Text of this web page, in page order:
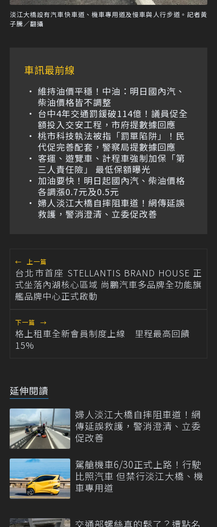
淡江大橋設有汽車快車道、機車專用道及慢車與人行步道。記者黃
子騰／翻攝
車訊最前線
維持油價平穩！中油：明日國內汽、
柴油價格皆不調整
台中4年交通罰鍰破114億！議員促全
額投入交安工程，市府提數據回應
桃市科技執法被指「罰單陷阱」！民
代促完善配套，警察局提數據回應
客運、遊覽車、計程車強制加保「第
三人責任險」 最低保額曝光
加油要快！明日起國內汽、柴油價格
各調漲0.7元及0.5元
婦人淡江大橋自摔阻車道！網傳延誤
救護，警消澄清、立委促改善
← 上一篇
台北市首座 STELLANTIS BRAND HOUSE 正
式坐落內湖核心區域 尚鵬汽車多品牌全功能旗
艦品牌中心正式啟動
下一篇 →
格上租車全新會員制度上線 里程最高回饋
15%
延伸閱讀
婦人淡江大橋自摔阻車道！網
傳延誤救護，警消澄清、立委
促改善
駕艙機車6/30正式上路！行駛
比照汽車 但禁行淡江大橋、機
車專用道
交通部螺絲真的鬆了？遭點名